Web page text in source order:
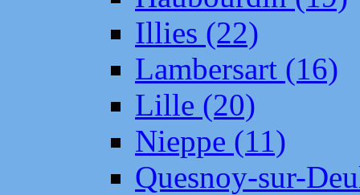
Illies (22)
Lambersart (16)
Lille (20)
Nieppe (11)
Quesnoy-sur-